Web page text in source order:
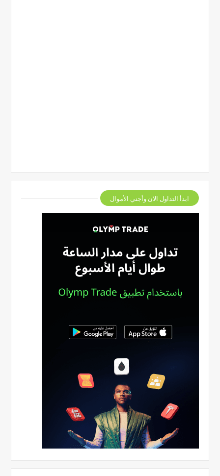
ابدأ التداول الان وأجني الأموال